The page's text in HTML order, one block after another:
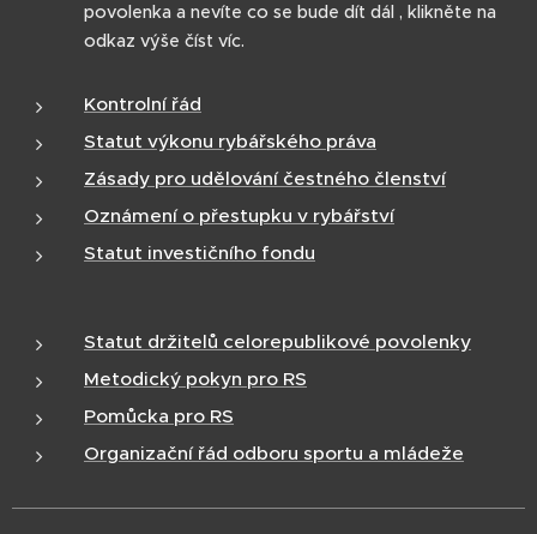
povolenka a nevíte co se bude dít dál , klikněte na
odkaz výše číst víc.
Kontrolní řád
Statut výkonu rybářského práva
Zásady pro udělování čestného členství
Oznámení o přestupku v rybářství
Statut investičního fondu
Statut držitelů celorepublikové povolenky
Metodický pokyn pro RS
Pomůcka pro RS
Organizační řád odboru sportu a mládeže